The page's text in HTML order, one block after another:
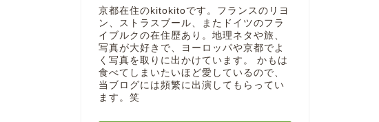
京都在住のkitokitoです。フランスのリヨ
ン、ストラスブール、またドイツのフラ
イブルクの在住歴あり。地理ネタや旅、
写真が大好きで、ヨーロッパや京都でよ
く写真を取りに出かけています。 かもは
食べてしまいたいほど愛しているので、
当ブログには頻繁に出演してもらってい
ます。笑